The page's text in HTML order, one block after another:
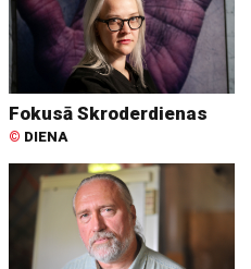
Fokusā Skroderdienas
© DIENA